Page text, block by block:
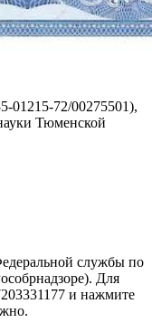
01215-72/00275501),
Тюменской
службы по
Для
и нажмите